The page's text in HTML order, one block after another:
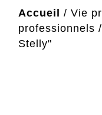
Accueil / Vie
professionnels /
Stelly"